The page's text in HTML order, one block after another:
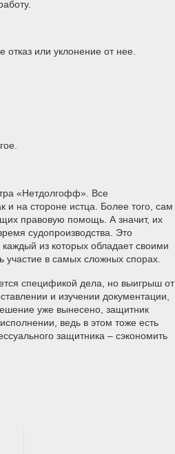
отказ или уклонение от нее.
«Нетдолгофф». Все
и на стороне истца. Более того, сам
правовую помощь. А значит, их
судопроизводства. Это
из которых обладает своими
в самых сложных спорах.
спецификой дела, но выигрыш от
и изучении документации,
уже вынесено, защитник
ведь в этом тоже есть
защитника – сэкономить